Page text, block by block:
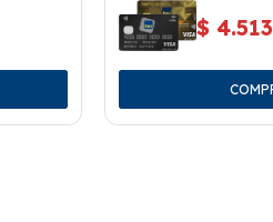
$ 4.513